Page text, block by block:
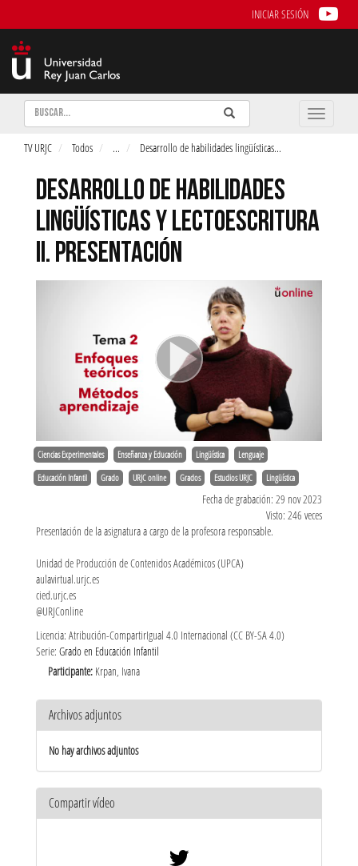
INICIAR SESIÓN
Buscar Enviar
Buscar
Toggle
TV URJC Todos ... Desarrollo de habilidades lingüísticas...
DESARROLLO DE HABILIDADES
LINGÜÍSTICAS Y LECTOESCRITURA
II. PRESENTACIÓN
Ciencias Experimentales Enseñanza y Educación Lingüística Lenguaje
Educación Infantil Grado URJC online Grados Estudios URJC Lingüística
Fecha de grabación: 29 nov 2023
Visto: 246 veces
Presentación de la asignatura a cargo de la profesora responsable.
Unidad de Producción de Contenidos Académicos (UPCA)
aulavirtual.urjc.es
cied.urjc.es
@URJConline
Licencia: Atribución-CompartirIgual 4.0 Internacional (CC BY-SA 4.0)
Serie: Grado en Educación Infantil
Participante: Krpan, Ivana
Archivos adjuntos
No hay archivos adjuntos
Compartir vídeo